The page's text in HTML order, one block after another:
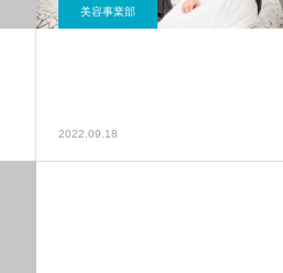
美容事業部
2022.09.18